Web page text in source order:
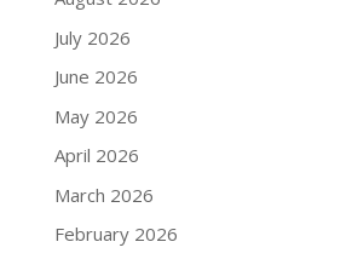
July 2026
June 2026
May 2026
April 2026
March 2026
February 2026